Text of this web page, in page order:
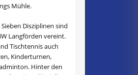
Mühle.
Disziplinen sind
Langförden vereint.
Tischtennis auch
Kinderturnen,
Hinter den